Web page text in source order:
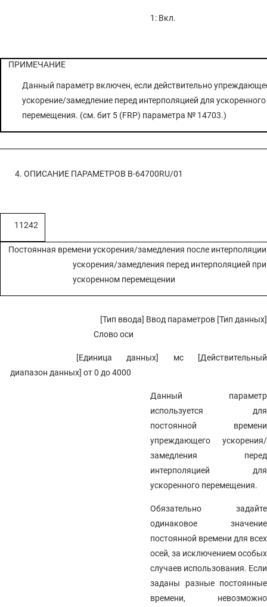
1: Вкл.
ПРИМЕЧАНИЕ
Данный параметр включен, если действительно
ускорение/замедление перед интерполяцией для ускоренного
перемещения. (см. бит 5 (FRP) параметра № 14703.)
4. ОПИСАНИЕ ПАРАМЕТРОВ B-64700RU/01
11242
Постоянная времени ускорения/замедления после
ускорения/замедления перед интерполяцией при
ускоренном перемещении
[Тип ввода] Ввод параметров [Тип данных]
Слово оси
[Единица данных] мс [Действительный
диапазон данных] от 0 до 4000
Данный параметр
используется для
постоянной времени
упреждающего ускорения/
замедления перед
интерполяцией для
ускоренного перемещения.
Обязательно задайте
одинаковое значение
постоянной времени для всех
осей, за исключением особых
случаев использования. Если
заданы разные постоянные
времени, невозможно